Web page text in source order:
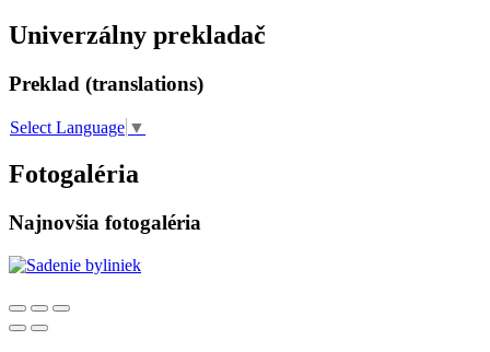
Univerzálny prekladač
Preklad (translations)
Select Language ▼
Fotogaléria
Najnovšia fotogaléria